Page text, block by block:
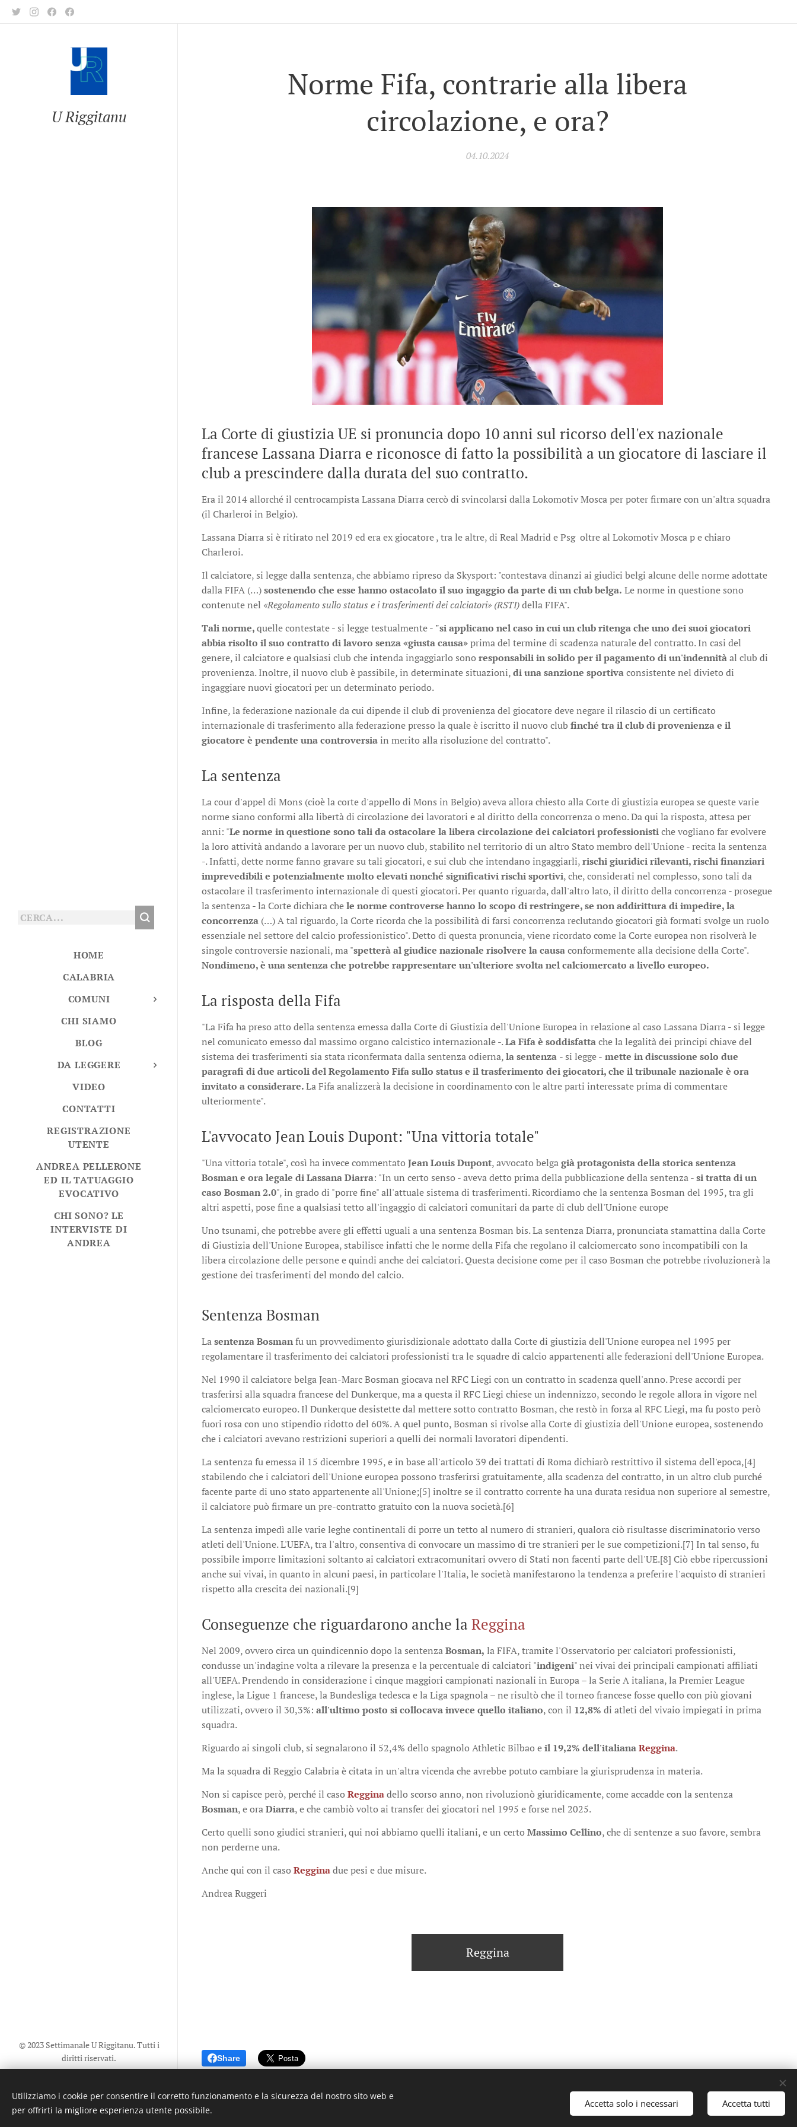
U Riggitanu
HOME
CALABRIA
COMUNI
CHI SIAMO
BLOG
DA LEGGERE
VIDEO
CONTATTI
REGISTRAZIONE
UTENTE
ANDREA PELLERONE
ED IL TATUAGGIO
EVOCATIVO
CHI SONO? LE
INTERVISTE DI
ANDREA
Norme Fifa, contrarie alla libera
circolazione, e ora?
04.10.2024
La Corte di giustizia UE si pronuncia dopo 10 anni sul ricorso dell'ex nazionale
francese Lassana Diarra e riconosce di fatto la possibilità a un giocatore di lasciare il
club a prescindere dalla durata del suo contratto.
Era il 2014 allorché il centrocampista Lassana Diarra cercò di svincolarsi dalla Lokomotiv Mosca per poter firmare con un'altra squadra
(il Charleroi in Belgio).
Lassana Diarra si è ritirato nel 2019 ed era ex giocatore , tra le altre, di Real Madrid e Psg oltre al Lokomotiv Mosca p e chiaro
Charleroi.
Il calciatore, si legge dalla sentenza, che abbiamo ripreso da Skysport: "contestava dinanzi ai giudici belgi alcune delle norme adottate
dalla FIFA (…)sostenendo che esse hanno ostacolato il suo ingaggio da parte di un club belga. Le norme in questione sono
contenute nel «Regolamento sullo status e i trasferimenti dei calciatori» (RSTI)della FIFA".
Tali norme,quelle contestate - si legge testualmente - "si applicano nel caso in cui un club ritenga che uno dei suoi giocatori
abbia risolto il suo contratto di lavoro senza «giusta causa»prima del termine di scadenza naturale del contratto. In casi del
genere, il calciatore e qualsiasi club che intenda ingaggiarlo sono responsabili in solido per il pagamento di un'indennitàal club di
provenienza. Inoltre, il nuovo club è passibile, in determinate situazioni,di una sanzione sportivaconsistente nel divieto di
ingaggiare nuovi giocatori per un determinato periodo.
Infine, la federazione nazionale da cui dipende il club di provenienza del giocatore deve negare il rilascio di un certificato
internazionale di trasferimento alla federazione presso la quale è iscritto il nuovo club finché tra il club di provenienza e il
giocatore è pendente una controversiain merito alla risoluzione del contratto".
La sentenza
La cour d'appel di Mons (cioè la corte d'appello di Mons in Belgio) aveva allora chiesto alla Corte di giustizia europea se queste varie
norme siano conformi alla libertà di circolazione dei lavoratori e al diritto della concorrenza o meno. Da qui la risposta, attesa per
anni: "Le norme in questione sono tali da ostacolare la libera circolazione dei calciatori professionistiche vogliano far evolvere
la loro attività andando a lavorare per un nuovo club, stabilito nel territorio di un altro Stato membro dell'Unione - recita la sentenza
-. Infatti, dette norme fanno gravare su tali giocatori, e sui club che intendano ingaggiarli,rischi giuridici rilevanti, rischi finanziari
imprevedibili e potenzialmente molto elevati nonché significativi rischi sportivi, che, considerati nel complesso, sono tali da
ostacolare il trasferimento internazionale di questi giocatori. Per quanto riguarda, dall'altro lato, il diritto della concorrenza - prosegue
la sentenza - la Corte dichiara chele norme controverse hanno lo scopo di restringere, se non addirittura di impedire, la
concorrenza (…) A tal riguardo, la Corte ricorda che la possibilità di farsi concorrenza reclutando giocatori già formati svolge un ruolo
essenziale nel settore del calcio professionistico". Detto di questa pronuncia, viene ricordato come la Corte europea non risolverà le
singole controversie nazionali, ma "spetterà al giudice nazionale risolvere la causaconformemente alla decisione della Corte".
Nondimeno, è una sentenza che potrebbe rappresentare un'ulteriore svolta nel calciomercato a livello europeo.
La risposta della Fifa
"La Fifa ha preso atto della sentenza emessa dalla Corte di Giustizia dell'Unione Europea in relazione al caso Lassana Diarra - si legge
nel comunicato emesso dal massimo organo calcistico internazionale -.La Fifa è soddisfattache la legalità dei principi chiave del
sistema dei trasferimenti sia stata riconfermata dalla sentenza odierna,la sentenza - si legge - mette in discussione solo due
paragrafi di due articoli del Regolamento Fifa sullo status e il trasferimento dei giocatori, che il tribunale nazionale è ora
invitato a considerare.La Fifa analizzerà la decisione in coordinamento con le altre parti interessate prima di commentare
ulteriormente".
L'avvocato Jean Louis Dupont: "Una vittoria totale"
"Una vittoria totale", così ha invece commentato Jean Louis Dupont, avvocato belgagià protagonista della storica sentenza
Bosman e ora legale di Lassana Diarra: "In un certo senso - aveva detto prima della pubblicazione della sentenza -si tratta di un
caso Bosman 2.0", in grado di "porre fine" all'attuale sistema di trasferimenti. Ricordiamo che la sentenza Bosman del 1995, tra gli
altri aspetti, pose fine a qualsiasi tetto all'ingaggio di calciatori comunitari da parte di club dell'Unione europe
Uno tsunami, che potrebbe avere gli effetti uguali a una sentenza Bosman bis. La sentenza Diarra, pronunciata stamattina dalla Corte
di Giustizia dell'Unione Europea, stabilisce infatti che le norme della Fifa che regolano il calciomercato sono incompatibili con la
libera circolazione delle persone e quindi anche dei calciatori. Questa decisione come per il caso Bosman che potrebbe rivoluzionerà la
gestione dei trasferimenti del mondo del calcio.
Sentenza Bosman
Lasentenza Bosmanfu un provvedimento giurisdizionale adottato dalla Corte di giustizia dell'Unione europea nel 1995 per
regolamentare il trasferimento dei calciatori professionisti tra le squadre di calcio appartenenti alle federazioni dell'Unione Europea.
Nel 1990 il calciatore belga Jean-Marc Bosman giocava nel RFC Liegi con un contratto in scadenza quell'anno. Prese accordi per
trasferirsi alla squadra francese del Dunkerque, ma a questa il RFC Liegi chiese un indennizzo, secondo le regole allora in vigore nel
calciomercato europeo. Il Dunkerque desistette dal mettere sotto contratto Bosman, che restò in forza al RFC Liegi, ma fu posto però
fuori rosa con uno stipendio ridotto del 60%. A quel punto, Bosman si rivolse alla Corte di giustizia dell'Unione europea, sostenendo
che i calciatori avevano restrizioni superiori a quelli dei normali lavoratori dipendenti.
La sentenza fu emessa il 15 dicembre 1995, e in base all'articolo 39 dei trattati di Roma dichiarò restrittivo il sistema dell'epoca,[4]
stabilendo che i calciatori dell'Unione europea possono trasferirsi gratuitamente, alla scadenza del contratto, in un altro club purché
facente parte di uno stato appartenente all'Unione;[5] inoltre se il contratto corrente ha una durata residua non superiore al semestre,
il calciatore può firmare un pre-contratto gratuito con la nuova società.[6]
La sentenza impedì alle varie leghe continentali di porre un tetto al numero di stranieri, qualora ciò risultasse discriminatorio verso
atleti dell'Unione. L'UEFA, tra l'altro, consentiva di convocare un massimo di tre stranieri per le sue competizioni.[7] In tal senso, fu
possibile imporre limitazioni soltanto ai calciatori extracomunitari ovvero di Stati non facenti parte dell'UE.[8] Ciò ebbe ripercussioni
anche sui vivai, in quanto in alcuni paesi, in particolare l'Italia, le società manifestarono la tendenza a preferire l'acquisto di stranieri
rispetto alla crescita dei nazionali.[9]
Conseguenze che riguardarono anche la Reggina
Nel 2009, ovvero circa un quindicennio dopo la sentenzaBosman, la FIFA, tramite l'Osservatorio per calciatori professionisti,
condusse un'indagine volta a rilevare la presenza e la percentuale di calciatori "indigeni" nei vivai dei principali campionati affiliati
all'UEFA. Prendendo in considerazione i cinque maggiori campionati nazionali in Europa – la Serie A italiana, la Premier League
inglese, la Ligue 1 francese, la Bundesliga tedesca e la Liga spagnola – ne risultò che il torneo francese fosse quello con più giovani
utilizzati, ovvero il 30,3%: all'ultimo posto si collocava invece quello italiano, con il 12,8% di atleti del vivaio impiegati in prima
squadra.
Riguardo ai singoli club, si segnalarono il 52,4% dello spagnolo Athletic Bilbao eil 19,2% dell'italianaReggina.
Ma la squadra di Reggio Calabria è citata in un'altra vicenda che avrebbe potuto cambiare la giurisprudenza in materia.
Non si capisce però, perché il caso Regginadello scorso anno, non rivoluzionò giuridicamente, come accadde con la sentenza
Bosman, e oraDiarra, e che cambiò volto ai transfer dei giocatori nel 1995 e forse nel 2025.
Certo quelli sono giudici stranieri, qui noi abbiamo quelli italiani, e un certo Massimo Cellino, che di sentenze a suo favore, sembra
non perderne una.
Anche qui con il caso Regginadue pesi e due misure.
Andrea Ruggeri
Reggina
Share
© 2023 Settimanale U Riggitanu. Tutti i
diritti riservati.
pignataru menti a manica a undi a
voli
Cookies
Utilizziamo i cookie per consentire il corretto funzionamento e la sicurezza del nostro sito web e
per offrirti la migliore esperienza utente possibile.
Accetta solo i necessari Accetta tutti